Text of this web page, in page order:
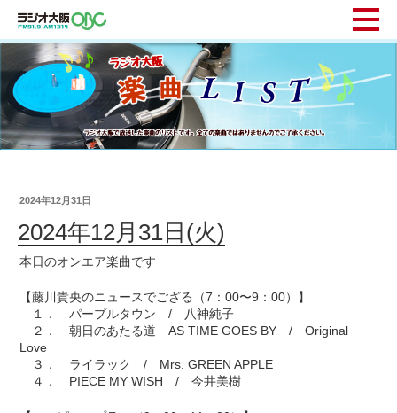
2024年12月31日
2024年12月31日(火)
本日のオンエア楽曲です
【藤川貴央のニュースでござる（7：00〜9：00）】
１． パープルタウン / 八神純子
２． 朝日のあたる道 AS TIME GOES BY / Original
Love
３． ライラック / Mrs. GREEN APPLE
４． PIECE MY WISH / 今井美樹